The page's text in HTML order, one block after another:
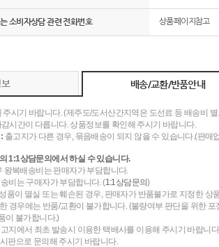
소비자상담 관련 전화번호 상품페이지참고
배송/교환/반품안내
시기 바랍니다. (제주도/도서산간지역은 도선료 등 배송비
시간이 다릅니다. 상품정보를 확인해 주시기 바랍니다.
출고지가 다른 경우, 묶음배송이 되지 않을 수 있습니다.(판
1:1상담문의에서 하실 수 있습니다.
왕복배송비는 판매자가 부담합니다.
비는 구매자가 부담합니다. (1:1상담문의)
품이 멸실 또는 훼손된 경우, 판매자가 반품불가로 지정한 상
경우에는 반품/교환이 불가합니다. (불량여부 판단을 위한
이 불가합니다.)
지에서 최초 발송시 이용한 택배사를 이용해 주시기 바랍니
판으로 문의해 주시기 바랍니다.